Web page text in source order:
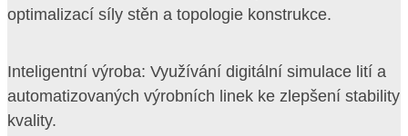
optimalizací síly stěn a topologie konstrukce.
Inteligentní výroba: Využívání digitální simulace lití a
automatizovaných výrobních linek ke zlepšení stability
kvality.